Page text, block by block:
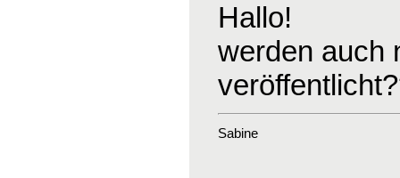
Hallo!
werden auch
Sabine